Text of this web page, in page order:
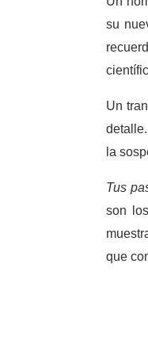
su
Un
la
Tus
son
que